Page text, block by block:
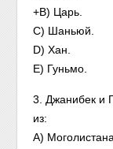
+B) Царь.
C) Шаньюй.
D) Хан.
E) Гуньмо.
3. Джанибек и
из:
A) Моголистана.